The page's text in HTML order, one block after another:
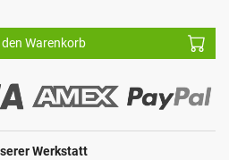
den Warenkorb
Werkstatt